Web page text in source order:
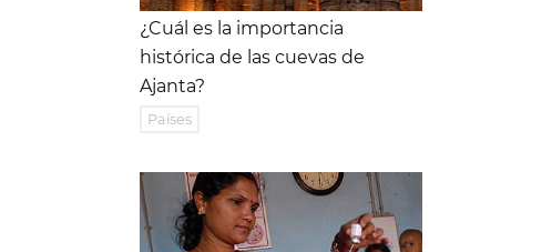
¿Cuál es la importancia
histórica de las cuevas de
Ajanta?
Países